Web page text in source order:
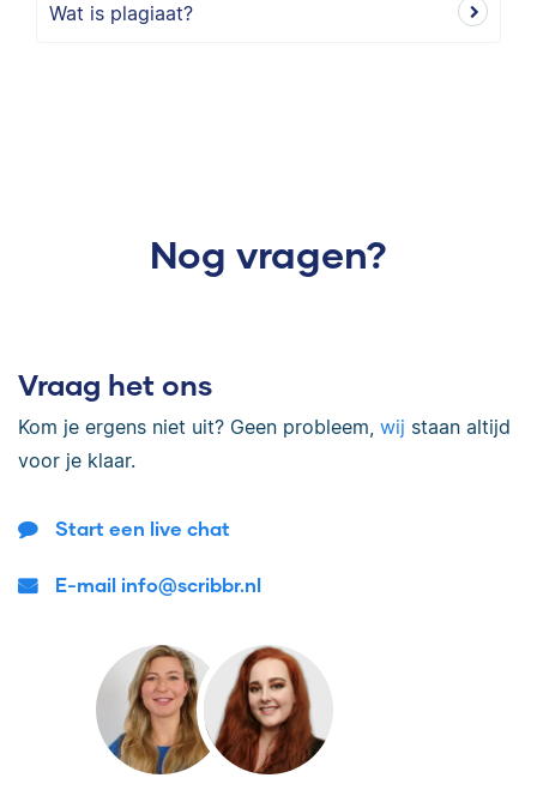
Wat is plagiaat?
Nog vragen?
Vraag het ons
Kom je ergens niet uit? Geen probleem, wij staan altijd
voor je klaar.
Start een live chat
E-mail info@scribbr.nl